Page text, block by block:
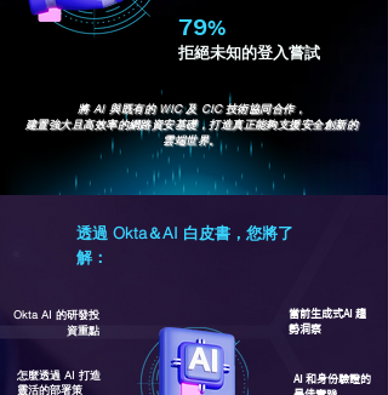
79%
拒絕未知的登入嘗試
將 AI 與既有的 WIC 及 CIC 技術協同合作，
建置強大且高效率的網路資安基礎，打造真正能夠支援安全創新的
雲端世界。
透過 Okta＆AI 白皮書，您將了
解：
​Okta AI 的研發投
資重點
​怎麼透過 AI 打造
靈活的部署策
當前生成式AI 趨
勢洞察
AI 和身份驗證的